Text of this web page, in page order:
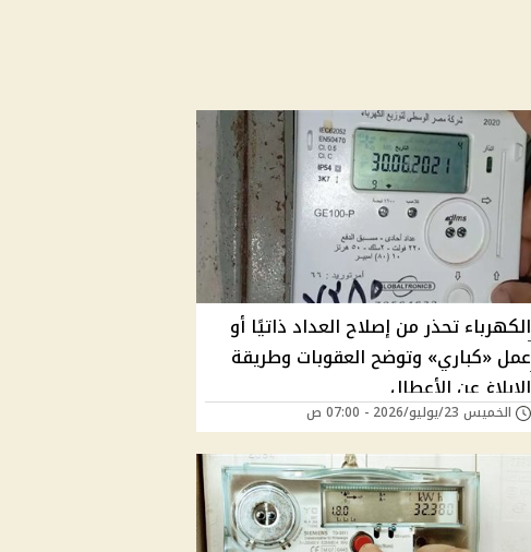
الكهرباء تحذر من إصلاح العداد ذاتيًا أو
عمل «كباري» وتوضح العقوبات وطريقة
الإبلاغ عن الأعطال
الخميس 23/يوليو/2026 - 07:00 ص